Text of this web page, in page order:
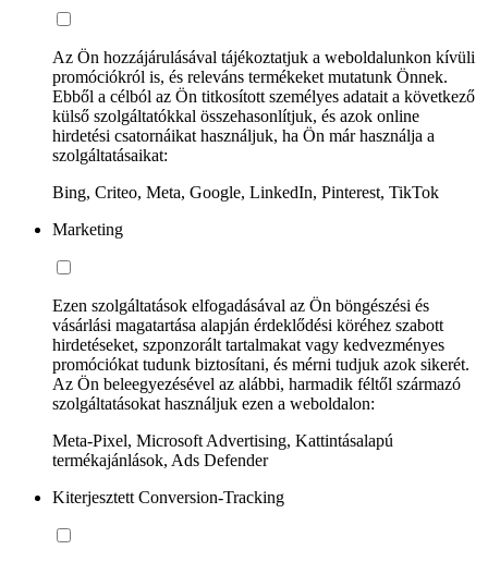
Az Ön hozzájárulásával tájékoztatjuk a weboldalunkon kívüli
promóciókról is, és releváns termékeket mutatunk Önnek.
Ebből a célból az Ön titkosított személyes adatait a következő
külső szolgáltatókkal összehasonlítjuk, és azok online
hirdetési csatornáikat használjuk, ha Ön már használja a
szolgáltatásaikat:
Bing, Criteo, Meta, Google, LinkedIn, Pinterest, TikTok
Marketing
Ezen szolgáltatások elfogadásával az Ön böngészési és
vásárlási magatartása alapján érdeklődési köréhez szabott
hirdetéseket, szponzorált tartalmakat vagy kedvezményes
promóciókat tudunk biztosítani, és mérni tudjuk azok sikerét.
Az Ön beleegyezésével az alábbi, harmadik féltől származó
szolgáltatásokat használjuk ezen a weboldalon:
Meta-Pixel, Microsoft Advertising, Kattintásalapú
termékajánlások, Ads Defender
Kiterjesztett Conversion-Tracking